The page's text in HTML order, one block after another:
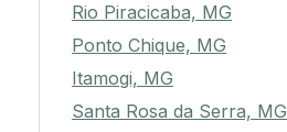
Rio Piracicaba, MG
Ponto Chique, MG
Itamogi, MG
Santa Rosa da Serra, MG